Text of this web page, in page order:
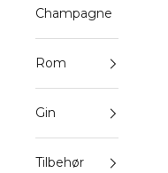
Champagne
Rom
Gin
Tilbehør